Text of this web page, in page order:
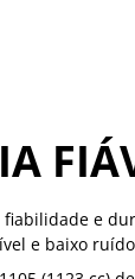
fiabilidade e
e baixo